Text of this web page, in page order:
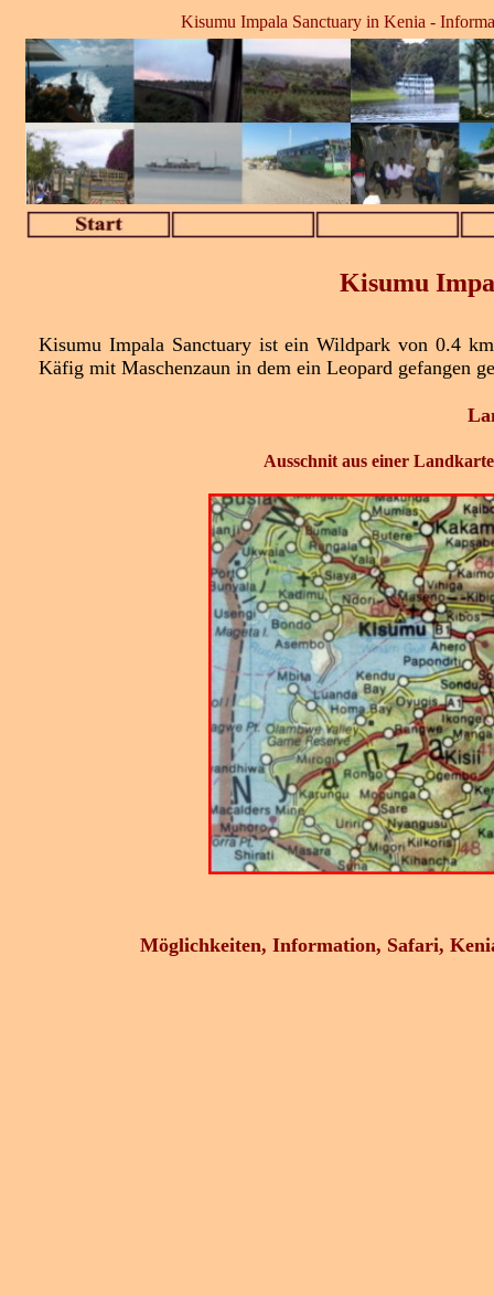
Kisumu Impala Sanctuary in Kenia -
Kisumu
Kisumu Impala Sanctuary ist ein Wildpark von 0.4 km
Käfig mit Maschenzaun in dem ein Leopard gefangen
Ausschnit aus einer
Möglichkeiten, Information, Safari,